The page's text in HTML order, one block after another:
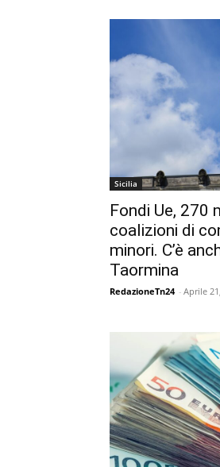
Sicilia
Fondi Ue, 270
coalizioni di
minori. C’è
Taormina
RedazioneTn24 - Aprile